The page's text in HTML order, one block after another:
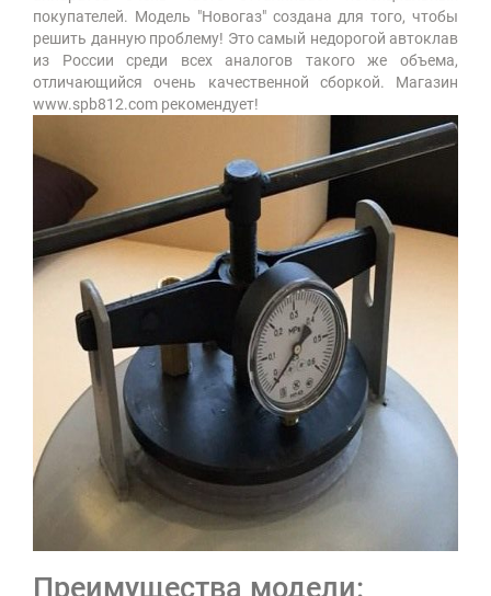
покупателей. Модель "Новогаз" создана для того, чтобы
решить данную проблему! Это самый недорогой автоклав
из России среди всех аналогов такого же объема,
отличающийся очень качественной сборкой. Магазин
www.spb812.com рекомендует!
Преимущества модели: